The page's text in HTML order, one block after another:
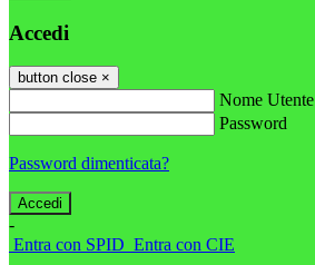
Accedi
button close ×
Nome Utente
Password
Password dimenticata?
-
Entra con SPID Entra con CIE